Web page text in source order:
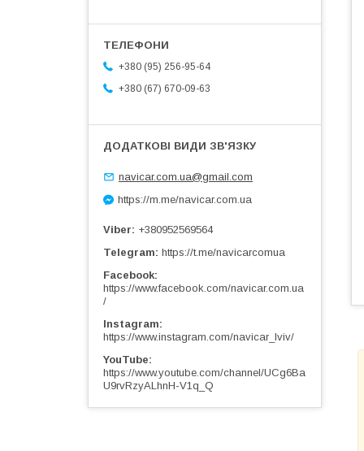
+380 (95) 256-95-64
+380 (67) 670-09-63
navicar.com.ua@gmail.com
https://m.me/navicar.com.ua
Viber
+380952569564
Telegram https://t.me/navicarcomua
Facebook
https://www.facebook.com/navicar.com.ua
/
Instagram
https://www.instagram.com/navicar_lviv/
YouTube
https://www.youtube.com/channel/UCg6Ba
U9rvRzyALhnH-V1q_Q